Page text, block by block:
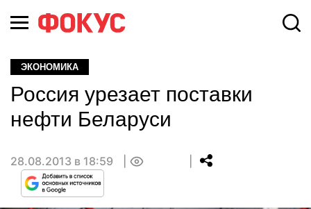
ЭКОНОМИКА
Россия урезает поставки
нефти Беларуси
28.08.2013 в 18:59